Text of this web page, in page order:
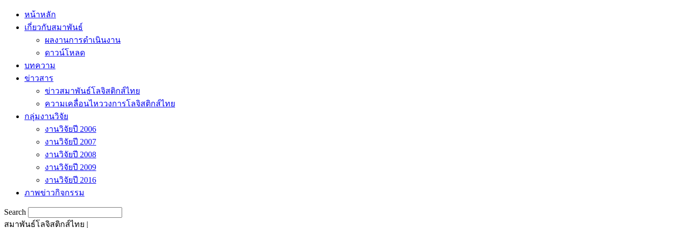
หน้าหลัก
เกี่ยวกับสมาพันธ์
ผลงานการดำเนินงาน
ดาวน์โหลด
บทความ
ข่าวสาร
ข่าวสมาพันธ์โลจิสติกส์ไทย
ความเคลื่อนไหววงการโลจิสติกส์ไทย
กลุ่มงานวิจัย
งานวิจัยปี 2006
งานวิจัยปี 2007
งานวิจัยปี 2008
งานวิจัยปี 2009
งานวิจัยปี 2016
ภาพข่าวกิจกรรม
Search
สมาพันธ์โลจิสติกส์ไทย |